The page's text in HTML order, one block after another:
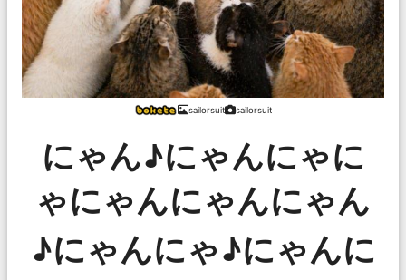
sailorsuit sailorsuit
にゃん♪にゃんにゃに
ゃにゃんにゃんにゃん
♪にゃんにゃ♪にゃんに